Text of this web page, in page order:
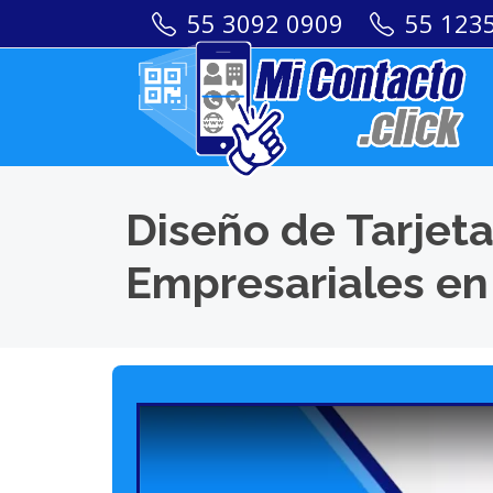
55 3092 0909 55
Diseño de
Empresariales